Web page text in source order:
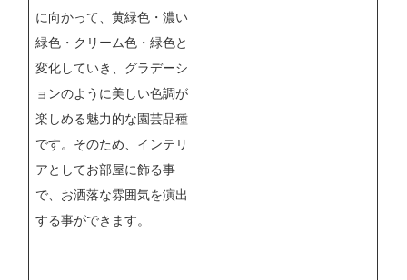
に向かって、黄緑色・濃い
緑色・クリーム色・緑色と
変化していき、グラデーシ
ョンのように美しい色調が
楽しめる魅力的な園芸品種
です。そのため、インテリ
アとしてお部屋に飾る事
で、お洒落な雰囲気を演出
する事ができます。